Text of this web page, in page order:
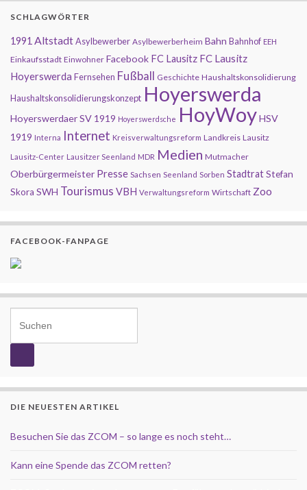
SCHLAGWÖRTER
1991 AltstadtAsylbewerber Asylbewerberheim Bahn Bahnhof EEH
Einkaufsstadt Einwohner Facebook FC Lausitz FC Lausitz
Hoyerswerda Fernsehen Fußball Geschichte Haushaltskonsolidierung
Haushaltskonsolidierungskonzept Hoyerswerda
Hoyerswerdaer SV 1919 Hoyerswerdsche HoyWoyHSV
1919 Interna Internet Kreisverwaltungsreform Landkreis Lausitz
Lausitz-Center Lausitzer Seenland MDR Medien Mutmacher
Oberbürgermeister Presse Sachsen Seenland Sorben StadtratStefan
Skora SWH Tourismus VBH Verwaltungsreform Wirtschaft Zoo
FACEBOOK-FANPAGE
DIE NEUESTEN ARTIKEL
Besuchen Sie das ZCOM – so lange es noch steht…
Kann eine Spende das ZCOM retten?